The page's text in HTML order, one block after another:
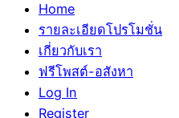
Home
รายละเอียดโปรโมชั่น
เกี่ยวกับเรา
ฟรีโพสต์-อสังหา
Log In
Register